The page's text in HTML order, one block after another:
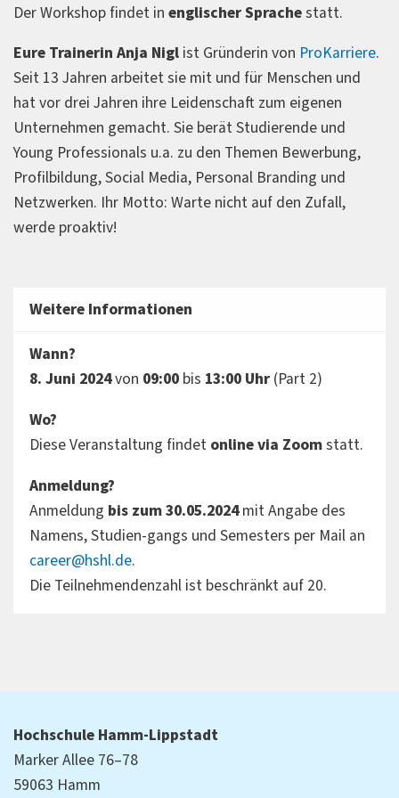
Der Workshop findet in englischer Sprachestatt.
Eure Trainerin Anja Nigl ist Gründerin von ProKarriere.
Seit 13 Jahren arbeitet sie mit und für Menschen und
hat vor drei Jahren ihre Leidenschaft zum eigenen
Unternehmen gemacht. Sie berät Studierende und
Young Professionals u.a. zu den Themen Bewerbung,
Profilbildung, Social Media, Personal Branding und
Netzwerken. Ihr Motto: Warte nicht auf den Zufall,
werde proaktiv!
Weitere Informationen
Wann?
8. Juni 2024von 09:00bis 13:00 Uhr(Part 2)
Wo?
Diese Veranstaltung findet online via Zoomstatt.
Anmeldung?
Anmeldung bis zum 30.05.2024mit Angabe des
Namens, Studien-gangs und Semesters per Mail an
career@hshl.de.
Die Teilnehmendenzahl ist beschränkt auf 20.
Hochschule Hamm-Lippstadt
Marker Allee 76–78
59063 Hamm